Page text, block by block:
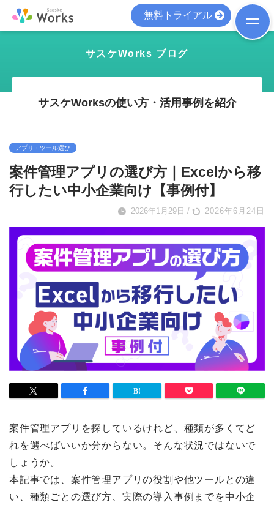
無料トライアル
サスケWorks ブログ
サスケWorksの使い方・活用事例を紹介
アプリ・ツール選び
案件管理アプリの選び方｜Excelから移
行したい中小企業向け【事例付】
2026年1月29日 / 2026年6月24日
案件管理アプリを探しているけれど、種類が多くてど
れを選べばいいか分からない。そんな状況ではないで
しょうか。
本記事では、案件管理アプリの役割や他ツールとの違
い、種類ごとの選び方、実際の導入事例までを中小企